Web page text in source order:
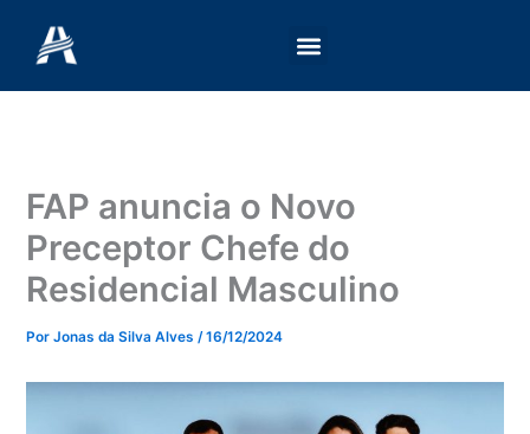
conteúdo
FAP anuncia o Novo
Preceptor Chefe do
Residencial Masculino
PorJonas da Silva Alves/16/12/2024